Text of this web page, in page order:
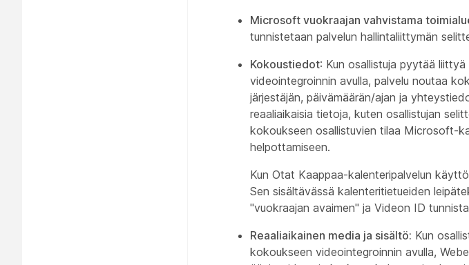
Microsoft vuokraajan vahvistama
tunnistetaan palvelun hallintaliittymän
Kokoustiedot: Kun osallistuja pyytää
videointegroinnin avulla, palvelu noutaa
järjestäjän, päivämäärän/ajan ja
reaaliaikaisia tietoja, kuten osallistujan
kokoukseen osallistuvien tilaa Microsoft-
helpottamiseen.
Kun Otat Kaappaa-kalenteripalvelun
Sen sisältävässä kalenteritietueiden
"vuokraajan avaimen" ja Videon ID
Reaaliaikainen media ja sisältö: Kun
kokoukseen videointegroinnin avulla,